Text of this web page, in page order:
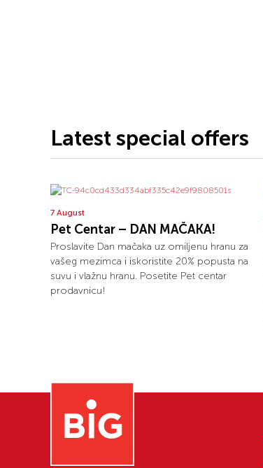
Latest special offers
7 August
Pet Centar – DAN MAČAKA!
Proslavite Dan mačaka uz omiljenu hranu za
vašeg mezimca i iskoristite 20% popusta na
suvu i vlažnu hranu. Posetite Pet centar
prodavnicu!